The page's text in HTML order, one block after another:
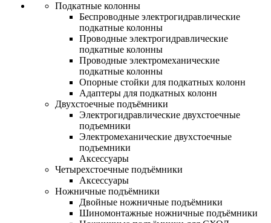
Подкатные колонны
Беспроводные электрогидравлические
подкатные колонны
Проводные электрогидравлические
подкатные колонны
Проводные электромеханические
подкатные колонны
Опорные стойки для подкатных колонн
Адаптеры для подкатных колонн
Двухстоечные подъёмники
Электрогидравлические двухстоечные
подъемники
Электромеханические двухстоечные
подъемники
Аксессуары
Четырехстоечные подъёмники
Аксессуары
Ножничные подъёмники
Двойные ножничные подъёмники
Шиномонтажные ножничные подъёмники